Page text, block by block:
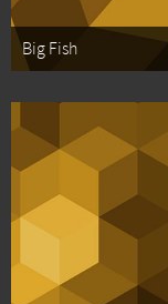
Big Fish